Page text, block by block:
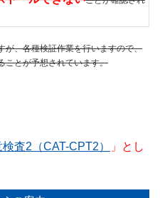
が、各種検証作業を行いますので、
ことが予想されています。
査2（CAT-CPT2）
」とし